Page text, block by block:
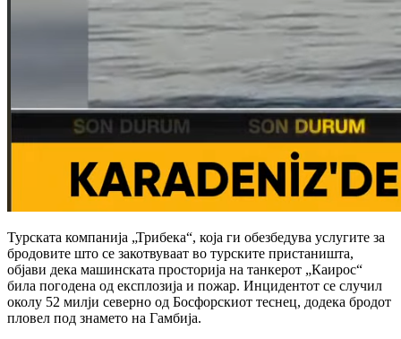
Турската компанија „Трибека“, која ги обезбедува услугите за
бродовите што се закотвуваат во турските пристаништа,
објави дека машинската просторија на танкерот „Каирос“
била погодена од експлозија и пожар. Инцидентот се случил
околу 52 милји северно од Босфорскиот теснец, додека бродот
пловел под знамето на Гамбија.